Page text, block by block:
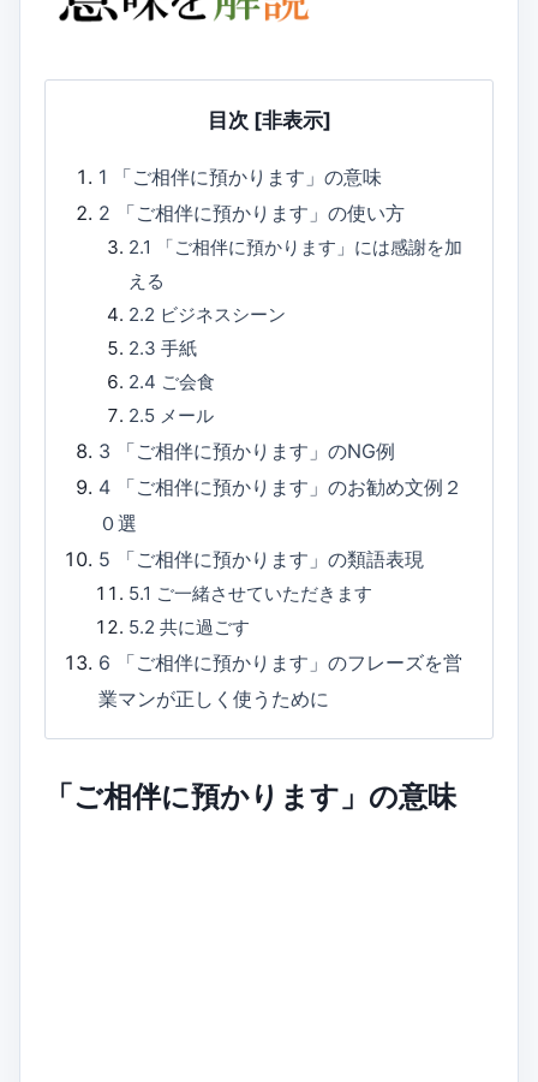
目次 [非表示]
1
「ご相伴に預かります」の意味
2
「ご相伴に預かります」の使い方
2.1
「ご相伴に預かります」には感謝を加
える
2.2 ビジネスシーン
2.3 手紙
2.4 ご会食
2.5 メール
3
「ご相伴に預かります」のNG例
4
「ご相伴に預かります」のお勧め文例２
０選
5
「ご相伴に預かります」の類語表現
5.1 ご一緒させていただきます
5.2 共に過ごす
6
「ご相伴に預かります」のフレーズを営
業マンが正しく使うために
「ご相伴に預かります」の意味